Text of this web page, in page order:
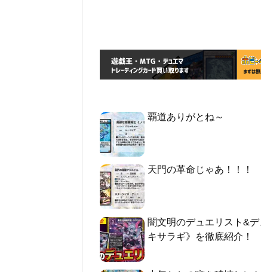
覇道ありがとね～
天門の革命じゃあ！！！
闇文明のデュエリスト&
キサラギ》を徹底紹介！